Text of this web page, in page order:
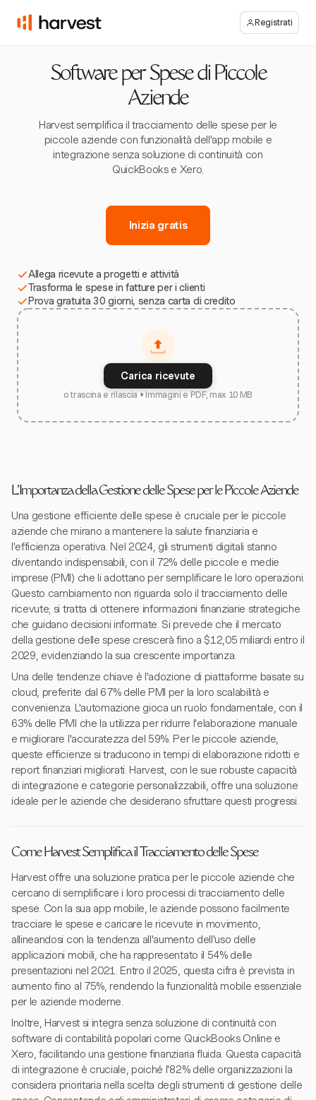
Registrati
Software per Spese di Piccole
Aziende
Harvest semplifica il tracciamento delle spese per le
piccole aziende con funzionalità dell'app mobile e
integrazione senza soluzione di continuità con
QuickBooks e Xero.
Inizia gratis
Allega ricevute a progetti e attività
Trasforma le spese in fatture per i clienti
Prova gratuita 30 giorni, senza carta di credito
Carica ricevute
o trascina e rilascia • Immagini e PDF, max 10 MB
L'Importanza della Gestione delle Spese per le Piccole Aziende
Una gestione efficiente delle spese è cruciale per le piccole
aziende che mirano a mantenere la salute finanziaria e
l'efficienza operativa. Nel 2024, gli strumenti digitali stanno
diventando indispensabili, con il 72% delle piccole e medie
imprese (PMI) che li adottano per semplificare le loro operazioni.
Questo cambiamento non riguarda solo il tracciamento delle
ricevute; si tratta di ottenere informazioni finanziarie strategiche
che guidano decisioni informate. Si prevede che il mercato
della gestione delle spese crescerà fino a $12,05 miliardi entro il
2029, evidenziando la sua crescente importanza.
Una delle tendenze chiave è l'adozione di piattaforme basate su
cloud, preferite dal 67% delle PMI per la loro scalabilità e
convenienza. L'automazione gioca un ruolo fondamentale, con il
63% delle PMI che la utilizza per ridurre l'elaborazione manuale
e migliorare l'accuratezza del 59%. Per le piccole aziende,
queste efficienze si traducono in tempi di elaborazione ridotti e
report finanziari migliorati. Harvest, con le sue robuste capacità
di integrazione e categorie personalizzabili, offre una soluzione
ideale per le aziende che desiderano sfruttare questi progressi.
Come Harvest Semplifica il Tracciamento delle Spese
Harvest offre una soluzione pratica per le piccole aziende che
cercano di semplificare i loro processi di tracciamento delle
spese. Con la sua app mobile, le aziende possono facilmente
tracciare le spese e caricare le ricevute in movimento,
allineandosi con la tendenza all'aumento dell'uso delle
applicazioni mobili, che ha rappresentato il 54% delle
presentazioni nel 2021. Entro il 2025, questa cifra è prevista in
aumento fino al 75%, rendendo la funzionalità mobile essenziale
per le aziende moderne.
Inoltre, Harvest si integra senza soluzione di continuità con
software di contabilità popolari come QuickBooks Online e
Xero, facilitando una gestione finanziaria fluida. Questa capacità
di integrazione è cruciale, poiché l'82% delle organizzazioni la
considera prioritaria nella scelta degli strumenti di gestione delle